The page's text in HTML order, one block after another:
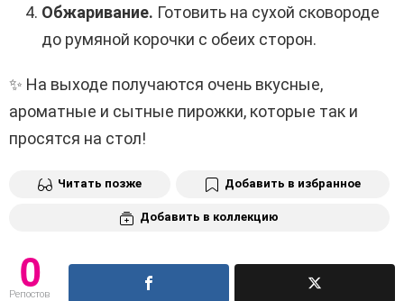
Обжаривание. Готовить на сухой сковороде
до румяной корочки с обеих сторон.
✨ На выходе получаются очень вкусные,
ароматные и сытные пирожки, которые так и
просятся на стол!
Читать позже Добавить в избранное
Добавить в коллекцию
0
Репостов